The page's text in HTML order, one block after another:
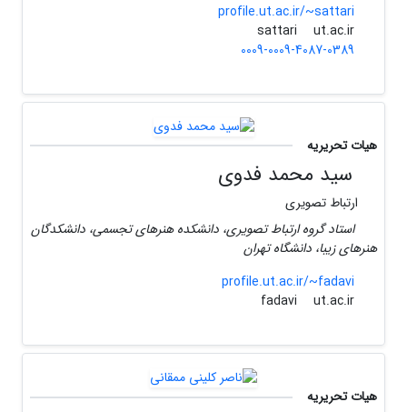
profile.ut.ac.ir/~sattari
sattari
ut.ac.ir
0009-0009-4087-0389
هیات تحریریه
سید محمد فدوی
ارتباط تصویری
استاد گروه ارتباط تصویری، دانشکده هنرهای تجسمی، دانشکدگان
هنرهای زیبا، دانشگاه تهران
profile.ut.ac.ir/~fadavi
fadavi
ut.ac.ir
هیات تحریریه